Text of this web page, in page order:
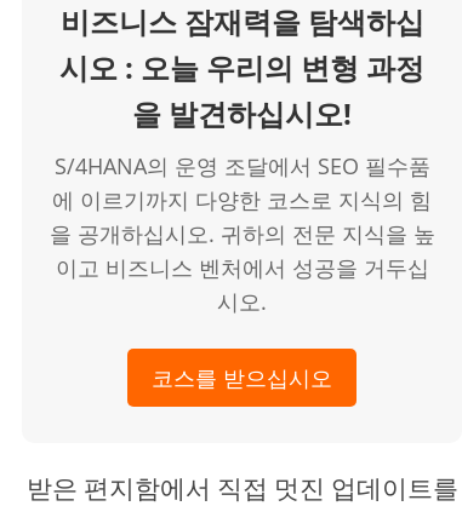
비즈니스 잠재력을 탐색하십
시오 : 오늘 우리의 변형 과정
을 발견하십시오!
S/4HANA의 운영 조달에서 SEO 필수품
에 이르기까지 다양한 코스로 지식의 힘
을 공개하십시오. 귀하의 전문 지식을 높
이고 비즈니스 벤처에서 성공을 거두십
시오.
코스를 받으십시오
받은 편지함에서 직접 멋진 업데이트를